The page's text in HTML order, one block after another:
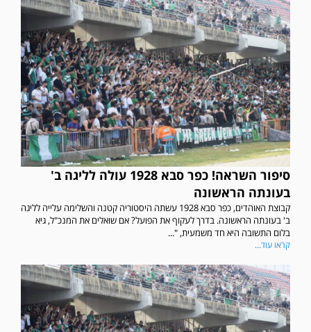
סיפור השראה! כפר סבא 1928 עולה לליגה ב'
בעונתה הראשונה
קבוצת האוהדים, כפר סבא 1928 עשתה היסטוריה קטנה והשלימה עלייה לליגה
ב' בעונתה הראשונה. בדרך לעקוף את הפועל? אם שואלים את המנכ"ל, גיא
בלום התשובה היא חד משמעית, "...
קראו עוד...